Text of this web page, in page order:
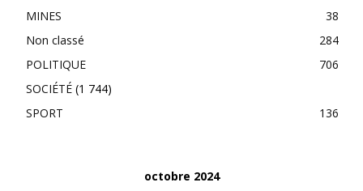
MINES
38
Non classé
284
POLITIQUE
706
SOCIÉTÉ (1 744)
SPORT
136
octobre 2024